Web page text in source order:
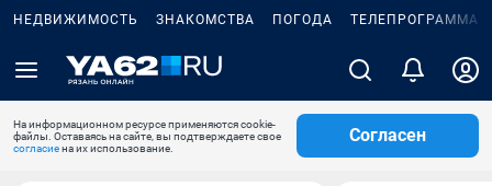
НЕДВИЖИМОСТЬ ЗНАКОМСТВА ПОГОДА ТЕЛЕПРОГРАММА
На информационном ресурсе применяются cookie-
файлы. Оставаясь на сайте, вы подтверждаете свое
согласиена их использование.
Согласен